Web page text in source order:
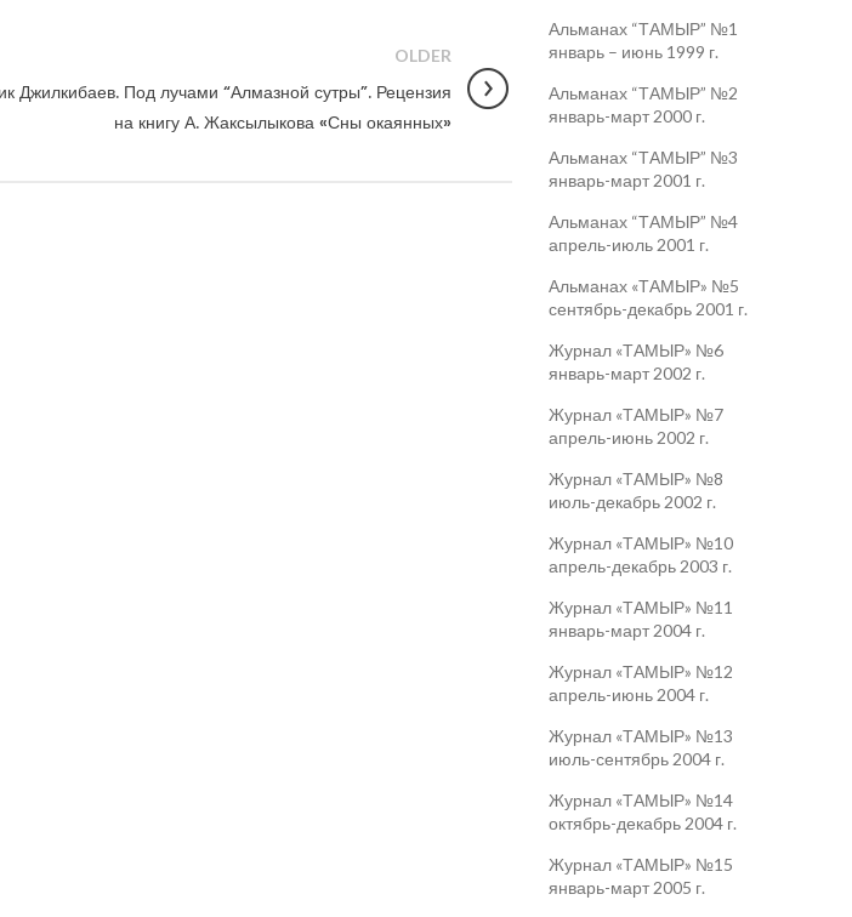
OLDER
Джилкибаев. Под лучами “Алмазной сутры”. Рецензия
на книгу А. Жаксылыкова «Сны окаянных»
Альманах “ТАМЫР” №1
январь – июнь 1999 г.
Альманах “ТАМЫР” №2
январь-март 2000 г.
Альманах “ТАМЫР” №3
январь-март 2001 г.
Альманах “ТАМЫР” №4
апрель-июль 2001 г.
Альманах «ТАМЫР» №5
сентябрь-декабрь 2001 г.
Журнал «ТАМЫР» №6
январь-март 2002 г.
Журнал «ТАМЫР» №7
апрель-июнь 2002 г.
Журнал «ТАМЫР» №8
июль-декабрь 2002 г.
Журнал «ТАМЫР» №10
апрель-декабрь 2003 г.
Журнал «ТАМЫР» №11
январь-март 2004 г.
Журнал «ТАМЫР» №12
апрель-июнь 2004 г.
Журнал «ТАМЫР» №13
июль-сентябрь 2004 г.
Журнал «ТАМЫР» №14
октябрь-декабрь 2004 г.
Журнал «ТАМЫР» №15
январь-март 2005 г.